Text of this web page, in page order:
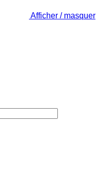
Afficher / masquer